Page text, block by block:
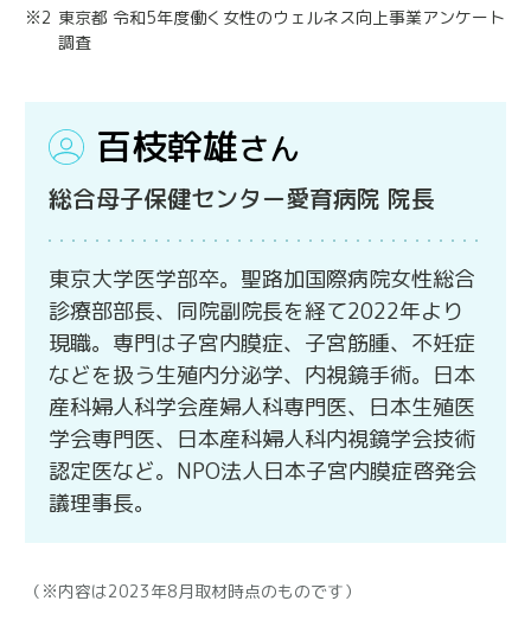
※2 東京都 令和5年度働く女性のウェルネス向上事業アンケート
調査
百枝幹雄さん
総合母子保健センター愛育病院 院長
東京大学医学部卒。聖路加国際病院女性総合
診療部部長、同院副院長を経て2022年より
現職。専門は子宮内膜症、子宮筋腫、不妊症
などを扱う生殖内分泌学、内視鏡手術。日本
産科婦人科学会産婦人科専門医、日本生殖医
学会専門医、日本産科婦人科内視鏡学会技術
認定医など。NPO法人日本子宮内膜症啓発会
議理事長。
（※内容は2023年8月取材時点のものです）